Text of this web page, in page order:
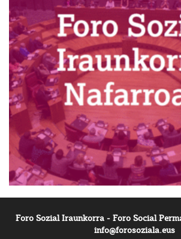
Foro Sozial Iraunkorra - Foro Social
info@forosoziala.eus